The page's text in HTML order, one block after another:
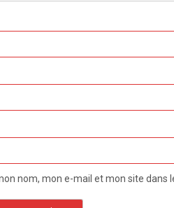
nom, mon e-mail et mon site